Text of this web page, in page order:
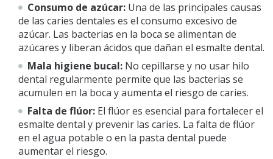
Consumo de azúcar: Una de las principales causas
de las caries dentales es el consumo excesivo de
azúcar. Las bacterias en la boca se alimentan de
azúcares y liberan ácidos que dañan el esmalte dental.
Mala higiene bucal: No cepillarse y no usar hilo
dental regularmente permite que las bacterias se
acumulen en la boca y aumenta el riesgo de caries.
Falta de flúor: El flúor es esencial para fortalecer el
esmalte dental y prevenir las caries. La falta de flúor
en el agua potable o en la pasta dental puede
aumentar el riesgo.